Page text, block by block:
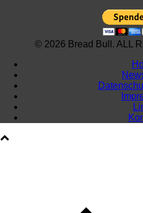
© 2026 Bread Bull. ALL